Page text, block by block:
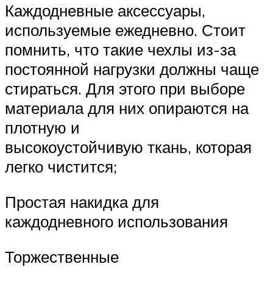
Каждодневные аксессуары,
используемые ежедневно. Стоит
помнить, что такие чехлы из-за
постоянной нагрузки должны чаще
стираться. Для этого при выборе
материала для них опираются на
плотную и
высокоустойчивую ткань, которая
легко чистится;
Простая накидка для
каждодневного использования
Торжественные